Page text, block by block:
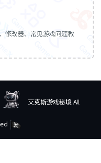
修改器、常见游戏问题教
艾克斯游戏秘境 All